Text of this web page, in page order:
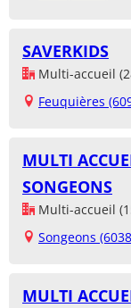
SAVERKIDS
Multi-accueil
Feuquières
MULTI
SONGEONS
Multi-accueil
Songeons
MULTI